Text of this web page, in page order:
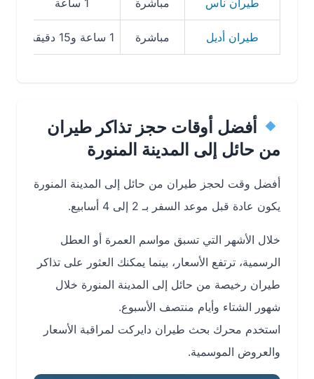
طيران ناس مباشرة
طيران أديل مباشرة 1 ساعة و15 دقيقة من 200 إلى 340 ريال
أفضل أوقات حجز تذاكر طيران
من حائل إلى المدينة المنورة
أفضل وقت لحجز طيران من حائل إلى المدينة المنورة
يكون عادة قبل موعد السفر بـ 2 إلى 4 أسابيع.
خلال الأشهر التي تسبق مواسم العمرة أو العطل
الرسمية، ترتفع الأسعار، بينما يمكنك العثور على تذاكر
طيران رخيصة من حائل إلى المدينة المنورة خلال
شهور الشتاء وأيام منتصف الأسبوع.
استخدم محرك بحث طيران دايركت لمراقبة الأسعار
والعروض الموسمية.